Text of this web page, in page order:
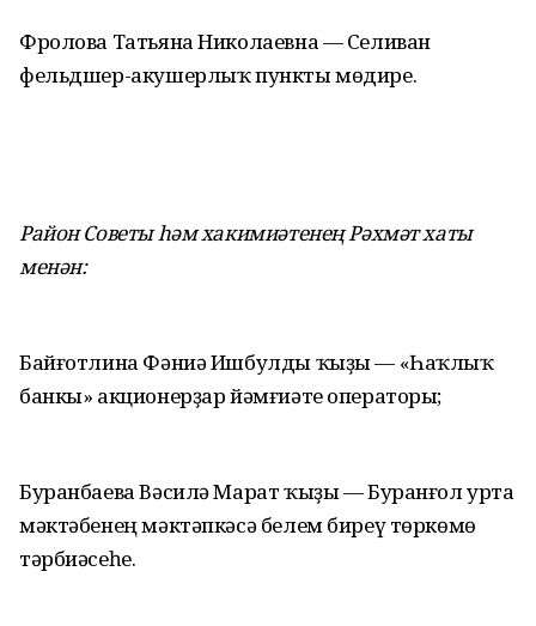
Фролова Татьяна Николаевна — Селиван
фельдшер-акушерлыҡ пункты мөдире.
Район Советы һәм хакимиәтенең Рәхмәт хаты
менән:
Байғотлина Фәниә Ишбулды ҡыҙы — «Һаҡлыҡ
банкы» акционерҙар йәмғиәте операторы;
Буранбаева Вәсилә Марат ҡыҙы — Буранғол урта
мәктәбенең мәктәпкәсә белем биреү төркөмө
тәрбиәсеһе.